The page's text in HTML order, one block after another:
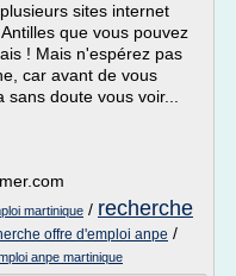
sites internet
que vous pouvez
! Mais n'espérez pas
car avant de vous
doute vous voir...
martinique / recherche
offre d'emploi anpe /
anpe martinique